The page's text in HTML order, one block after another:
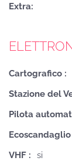
Extra:
Cartografico :
Stazione del
Pilota
Ecoscandaglio
VHF :
si